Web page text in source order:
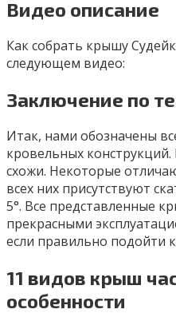
Видео описание
Как собрать крышу
следующем видео:
Заключение по
Итак, нами обозначены
кровельных
схожи. Некоторые
всех них присутствуют
5°. Все представленные
прекрасными
если правильно подойти
11 видов крыш
особенности